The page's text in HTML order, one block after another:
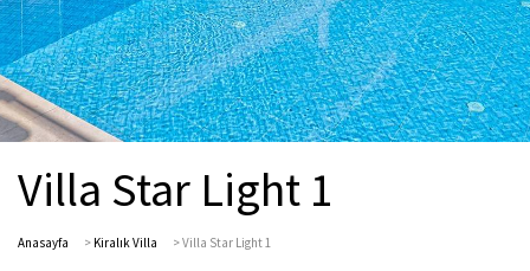
Villa Star Light 1
Anasayfa > Kiralık Villa >Villa Star Light 1